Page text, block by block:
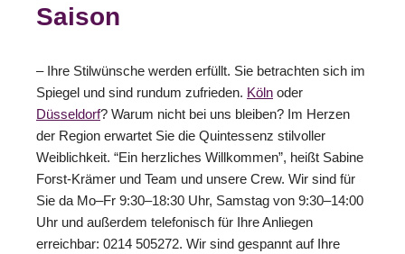
Saison
– Ihre Stilwünsche werden erfüllt. Sie betrachten sich im
Spiegel und sind rundum zufrieden. Köln oder
Düsseldorf? Warum nicht bei uns bleiben? Im Herzen
der Region erwartet Sie die Quintessenz stilvoller
Weiblichkeit. “Ein herzliches Willkommen”, heißt Sabine
Forst-Krämer und Team und unsere Crew. Wir sind für
Sie da Mo–Fr 9:30–18:30 Uhr, Samstag von 9:30–14:00
Uhr und außerdem telefonisch für Ihre Anliegen
erreichbar: 0214 505272. Wir sind gespannt auf Ihre